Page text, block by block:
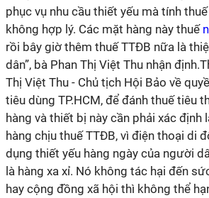
phục vụ nhu cầu thiết yếu mà tính
không hợp lý. Các mặt hàng này thuế
rồi bây giờ thêm thuế TTĐB nữa là
dân”, bà Phan Thị Việt Thu nhận
Thị Việt Thu - Chủ tịch Hội Bảo về
tiêu dùng TP.HCM, để đánh thuế tiêu
hàng và thiết bị này cần phải xác định
hàng chịu thuế TTĐB, vì điện thoại di
dụng thiết yếu hàng ngày của người
là hàng xa xỉ. Nó không tác hại đến
hay cộng đồng xã hội thì không thể